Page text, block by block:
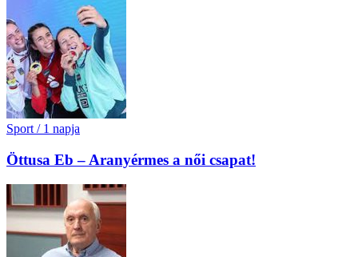
Sport / 1 napja
Öttusa Eb – Aranyérmes a női csapat!